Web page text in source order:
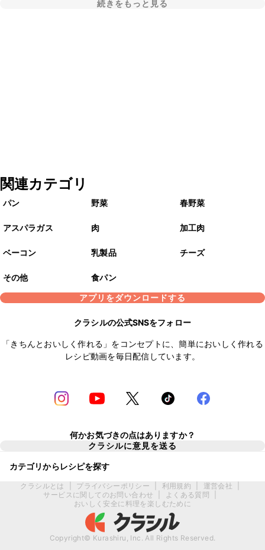
続きをもっと見る
関連カテゴリ
パン 野菜 春野菜
アスパラガス 肉 加工肉
ベーコン 乳製品 チーズ
その他
食パン
アプリをダウンロードする
クラシルの公式SNSをフォロー
「きちんとおいしく作れる」をコンセプトに、簡単においしく作れる
レシピ動画を毎日配信しています。
何かお気づきの点はありますか？
クラシルに意見を送る
カテゴリからレシピを探す
クラシルとは プライバシーポリシー 利用規約 運営会社
サービスに関してのお問い合わせ
よくある質問
おいしく安全に料理を楽しむために
Copyright© Kurashiru, Inc. All Rights Reserved.